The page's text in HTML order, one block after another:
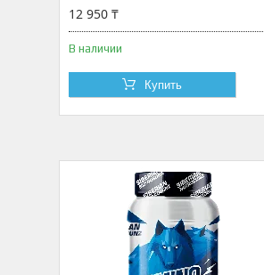
12 950 ₸
В наличии
Купить